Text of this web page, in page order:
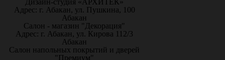
Адрес: г. Абакан, ул. Пушкина, 100
Абакан
Салон - магазин "Декорация"
Адрес: г. Абакан, ул. Кирова 112/3
Абакан
Салон напольных покрытий и дверей
"Премиум"